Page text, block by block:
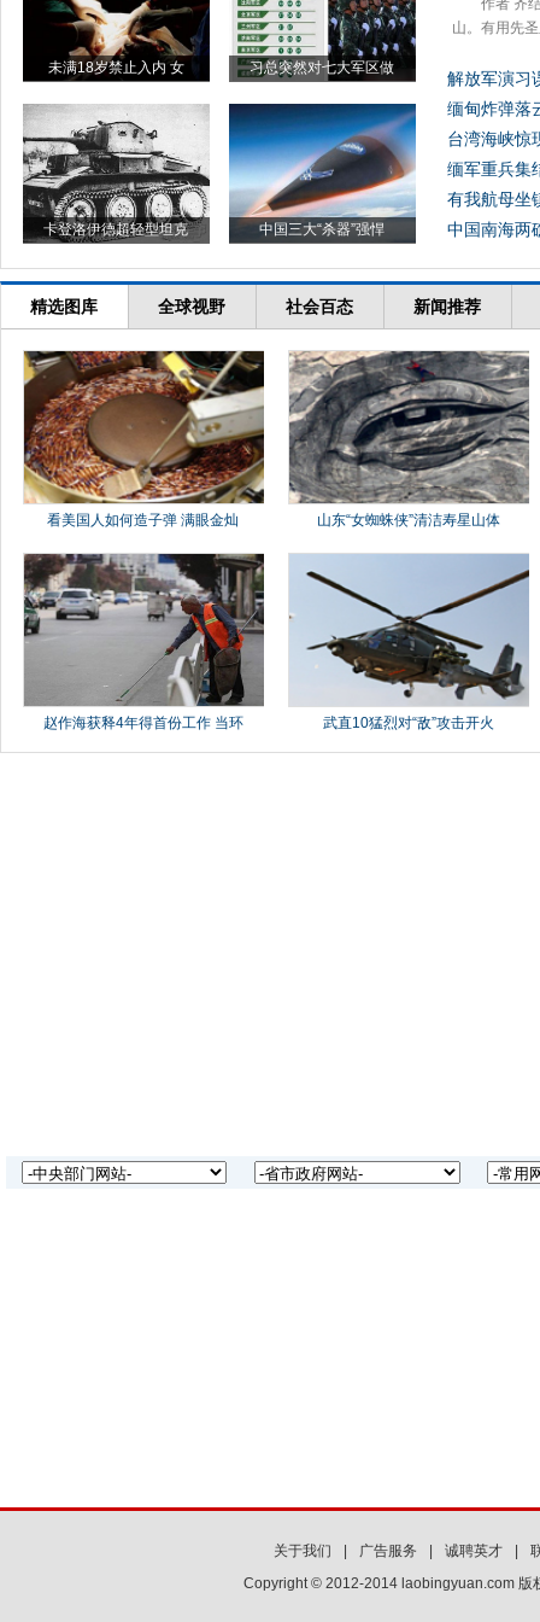
未满18岁禁止入内 女 习总突然对七大军区做
卡登洛伊德超轻型坦克 中国三大“杀器”强悍
山。有用先
解放军演习
缅甸炸弹落
台湾海峡惊
缅军重兵集
有我航母坐
中国南海两
精选图库 全球视野 社会百态 新闻推荐
看美国人如何造子弹 满眼金灿 山东“女蜘蛛侠”清洁寿星山体
赵作海获释4年得首份工作 当环 武直10猛烈对“敌”攻击开火
关于我们 | 广告服务 | 诚聘英才 |
Copyright © 2012-2014 laobingyuan.com 版